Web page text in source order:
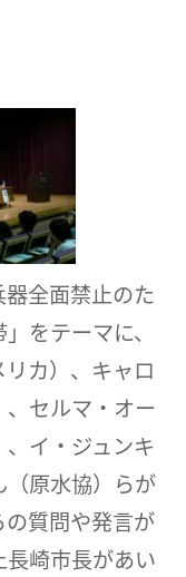
全面禁止のた
をテーマに、
カ）、キャロ
セルマ・オー
イ・ジュンキ
原水協）らが
質問や発言が
崎市長があい